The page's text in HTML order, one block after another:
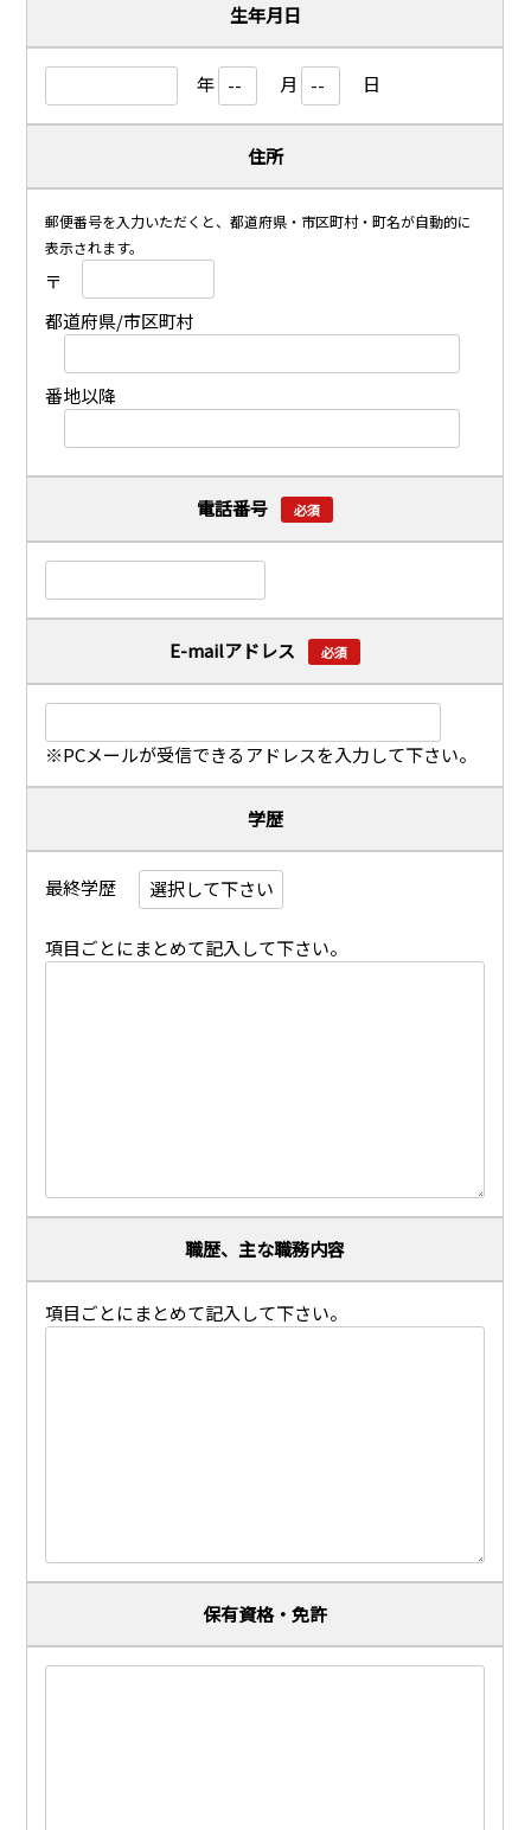
生年月日
年 月 日
住所
郵便番号を入力いただくと、都道府県・市区町村・町名が自動的に
表示されます。
〒
都道府県/市区町村
番地以降
電話番号 必須
E-mailアドレス 必須
※PCメールが受信できるアドレスを入力して下さい。
学歴
最終学歴
項目ごとにまとめて記入して下さい。
職歴、主な職務内容
項目ごとにまとめて記入して下さい。
保有資格・免許